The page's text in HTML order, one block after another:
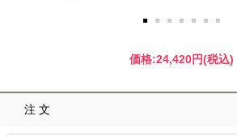
価格:24,420円(税込)
注文